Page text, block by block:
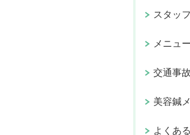
スタッ
メニュ
交通事
美容鍼
よくあ